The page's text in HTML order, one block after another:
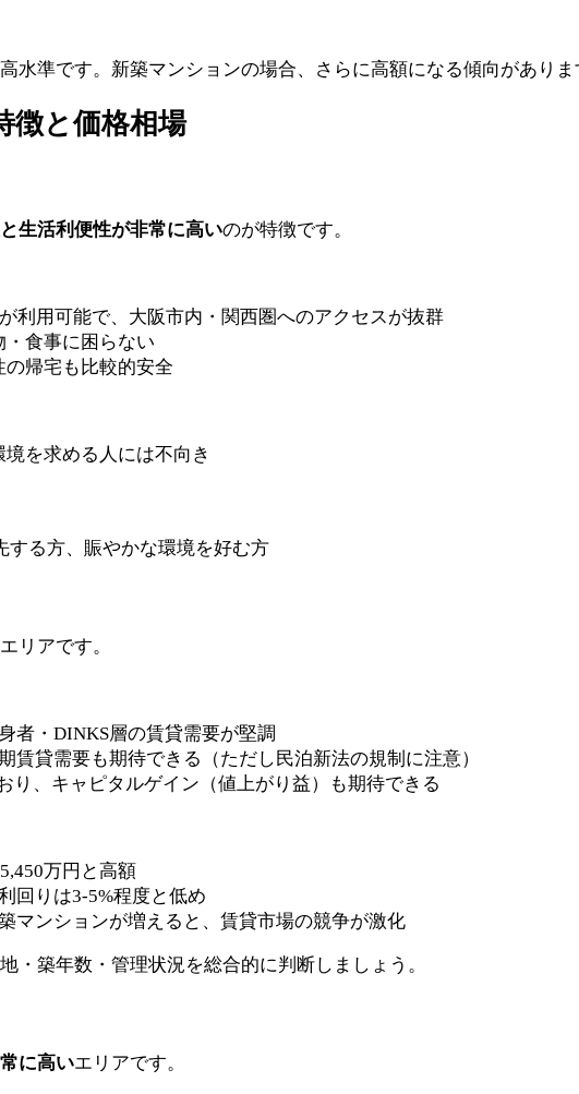
水準です。新築マンションの場合、さらに高額になる傾向がありま
徴と価格相場
生活利便性が非常に高いのが特徴です。
利用可能で、大阪市内・関西圏へのアクセスが抜群
食事に困らない
帰宅も比較的安全
を求める人には不向き
する方、賑やかな環境を好む方
エリアです。
者・DINKS層の賃貸需要が堅調
賃貸需要も期待できる（ただし民泊新法の規制に注意）
り、キャピタルゲイン（値上がり益）も期待できる
万円と高額
回りは3-5%程度と低め
マンションが増えると、賃貸市場の競争が激化
・築年数・管理状況を総合的に判断しましょう。
に高いエリアです。